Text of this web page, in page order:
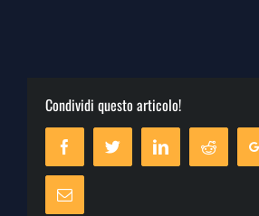
Condividi questo articolo!
FacebookTwitterLinkedinReddit
Email